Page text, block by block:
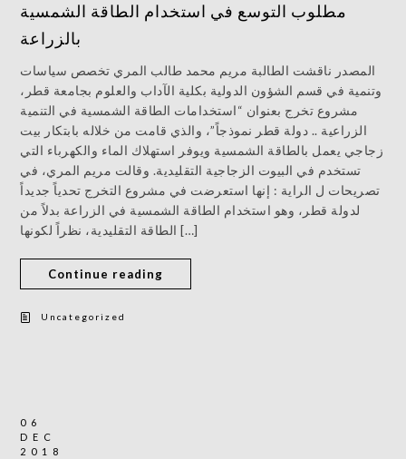
مطلوب التوسع في استخدام الطاقة الشمسية
بالزراعة
المصدر ناقشت الطالبة مريم محمد طالب المري تخصص سياسات
وتنمية في قسم الشؤون الدولية بكلية الآداب والعلوم بجامعة قطر،
مشروع تخرج بعنوان “استخدامات الطاقة الشمسية في التنمية
الزراعية .. دولة قطر نموذجاً”، والذي قامت من خلاله بابتكار بيت
زجاجي يعمل بالطاقة الشمسية ويوفر استهلاك الماء والكهرباء التي
تستخدم في البيوت الزجاجية التقليدية. وقالت مريم المري، في
تصريحات ل الراية : إنها استعرضت في مشروع التخرج تحدياً جديداً
لدولة قطر، وهو استخدام الطاقة الشمسية في الزراعة بدلاً من
الطاقة التقليدية، نظراً لكونها […]
Continue reading
Uncategorized
06
DEC
2018